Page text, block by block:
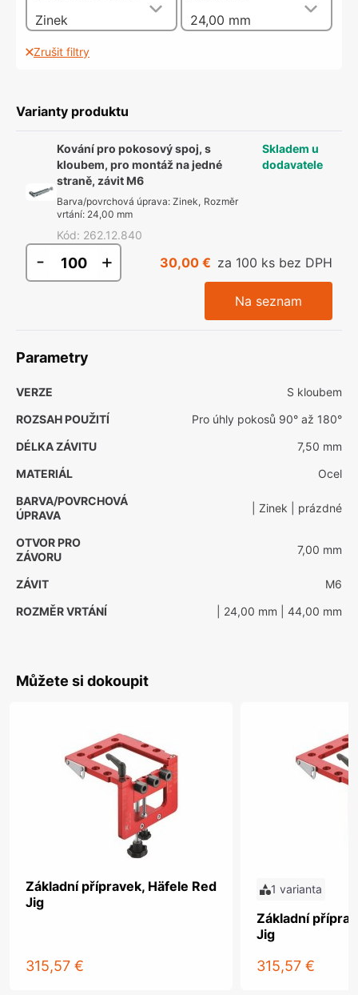
Zinek 24,00 mm
Zrušit filtry
Varianty produktu
Kování pro pokosový spoj, s
kloubem, pro montáž na jedné
straně, závit M6
Barva/povrchová úprava: Zinek, Rozměr
vrtání: 24,00 mm
Kód: 262.12.840
Skladem u
dodavatele
- + 30,00 € za 100 ks bez DPH
Na seznam
Parametry
VERZE
S kloubem
ROZSAH POUŽITÍ
Pro úhly pokosů 90° až 180°
DÉLKA ZÁVITU
7,50 mm
MATERIÁL
Ocel
BARVA/POVRCHOVÁ
ÚPRAVA
| Zinek | prázdné
OTVOR PRO
ZÁVORU
7,00 mm
ZÁVIT
M6
ROZMĚR VRTÁNÍ
| 24,00 mm | 44,00 mm
Můžete si dokoupit
Základní přípravek, Häfele Red
Jig
315,57 €
1 varianta
Základní
Jig
315,57 €